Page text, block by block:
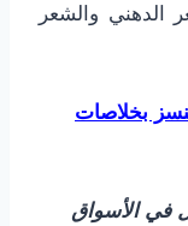
الدهني والشعر
بخلاصات
في الأسواق